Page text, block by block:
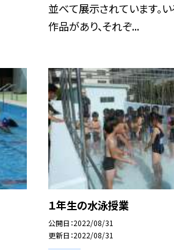
並べて展示されています。
作品があり、それぞ...
１年生の水泳授業
公開日 2022/08/31
更新日 2022/08/31